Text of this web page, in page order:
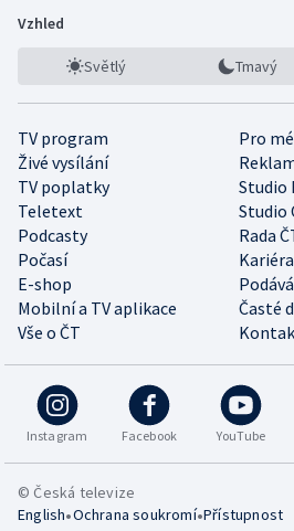
Vzhled
Světlý Tmavý
TV program
Pro
Živé vysílání
TV poplatky
Studio
Teletext
Studio
Podcasty
Rada
Počasí
Kariéra
E-shop
Mobilní a TV aplikace
Časté
Vše o ČT
Instagram Facebook YouTube
© Česká televize
English•Ochrana soukromí•Přístupnost